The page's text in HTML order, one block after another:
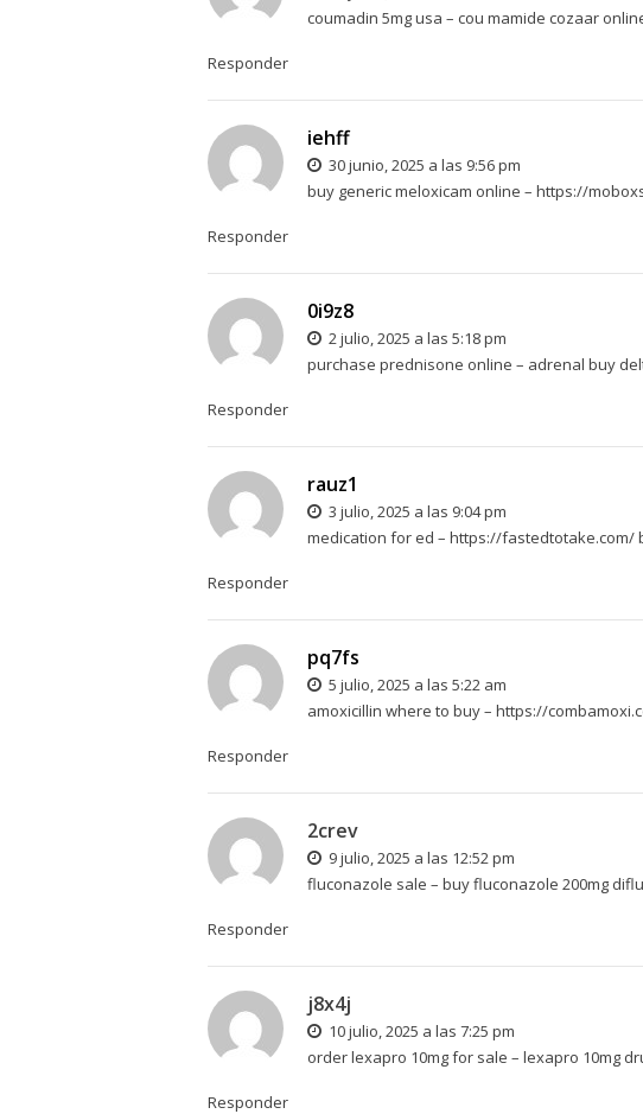
coumadin 5mg usa – cou mamide cozaar
Responder
iehff
30 junio, 2025 a las 9:56 pm
buy generic meloxicam online – https://
Responder
0i9z8
2 julio, 2025 a las 5:18 pm
purchase prednisone online – adrenal buy
Responder
rauz1
3 julio, 2025 a las 9:04 pm
medication for ed – https://fastedtotake.com/
Responder
pq7fs
5 julio, 2025 a las 5:22 am
amoxicillin where to buy – https://
Responder
2crev
9 julio, 2025 a las 12:52 pm
fluconazole sale – buy fluconazole 200mg
Responder
j8x4j
10 julio, 2025 a las 7:25 pm
order lexapro 10mg for sale – lexapro 10mg
Responder